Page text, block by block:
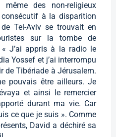
des non-religieux
consécutif à la disparition
Tel-Aviv se trouvait en
sur la tombe de
J’ai appris à la radio le
Yossef et j’ai interrompu
de Tibériade à Jérusalem.
pouvais être ailleurs. Je
et ainsi le remercier
durant ma vie. Car
ce que je suis ». Comme
David a déchiré sa